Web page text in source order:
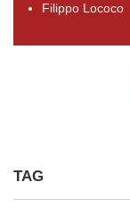
Filippo Lococo
TAG